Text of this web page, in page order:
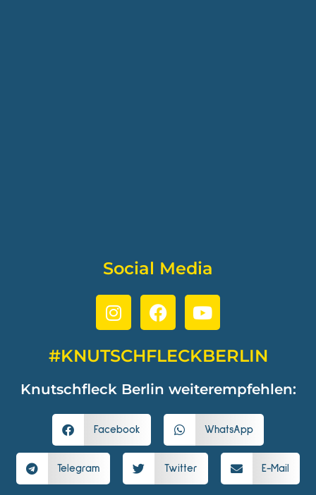
Social Media
#KNUTSCHFLECKBERLIN
Knutschfleck Berlin weiterempfehlen:
Facebook WhatsApp
Telegram Twitter E-Mail